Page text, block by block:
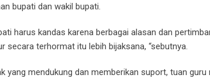
bupati dan wakil bupati.
harus kandas karena berbagai alasan dan
secara terhormat itu lebih bijaksana, “sebutnya.
yang mendukung dan memberikan suport, tuan